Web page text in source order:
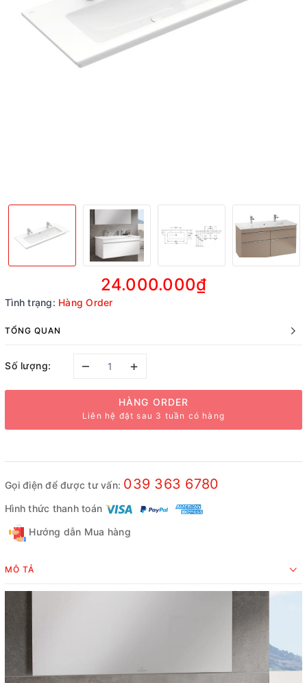
24.000.000₫
Tình trạng: Hàng Order
TỔNG QUAN
Số lượng: – +
HÀNG ORDER
Liên hệ đặt sau 3 tuần có hàng
Gọi điện để được tư vấn: 039 363 6780
Hình thức thanh toán
Hướng dẫn Mua hàng
MÔ TẢ